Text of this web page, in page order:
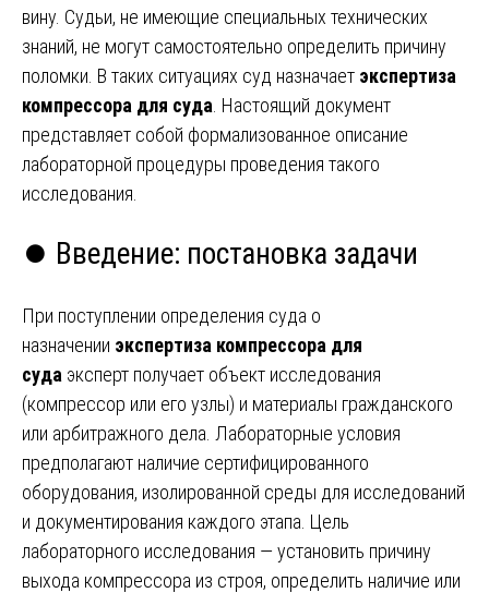
вину. Судьи, не имеющие специальных технических
знаний, не могут самостоятельно определить причину
поломки. В таких ситуациях суд назначает экспертиза
компрессора для суда . Настоящий документ
представляет собой формализованное описание
лабораторной процедуры проведения такого
исследования.
⏺️ Введение: постановка задачи
При поступлении определения суда о
назначении экспертиза компрессора для
суда эксперт получает объект исследования
(компрессор или его узлы) и материалы гражданского
или арбитражного дела. Лабораторные условия
предполагают наличие сертифицированного
оборудования, изолированной среды для исследований
и документирования каждого этапа. Цель
лабораторного исследования — установить причину
выхода компрессора из строя, определить наличие или